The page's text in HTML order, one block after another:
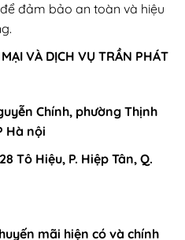
đảm bảo an toàn và hiệu
VÀ DỊCH VỤ TRẦN PHÁT
Chính, phường Thịnh
Hà nội
Tô Hiệu, P. Hiệp Tân, Q.
mãi hiện có và chính